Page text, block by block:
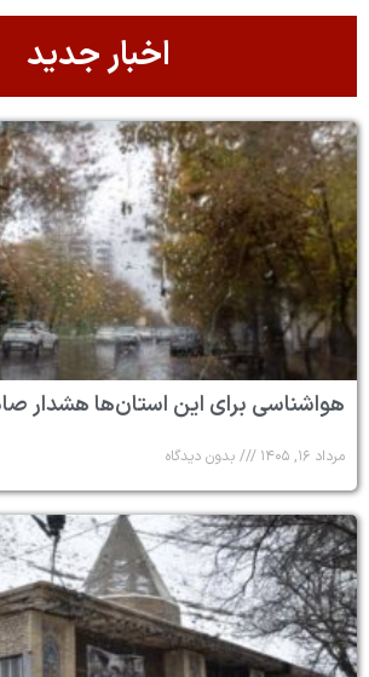
اخبار جدید
هواشناسی برای این استان‌ها هشدار
مرداد ۱۶, ۱۴۰۵ بدون دیدگاه